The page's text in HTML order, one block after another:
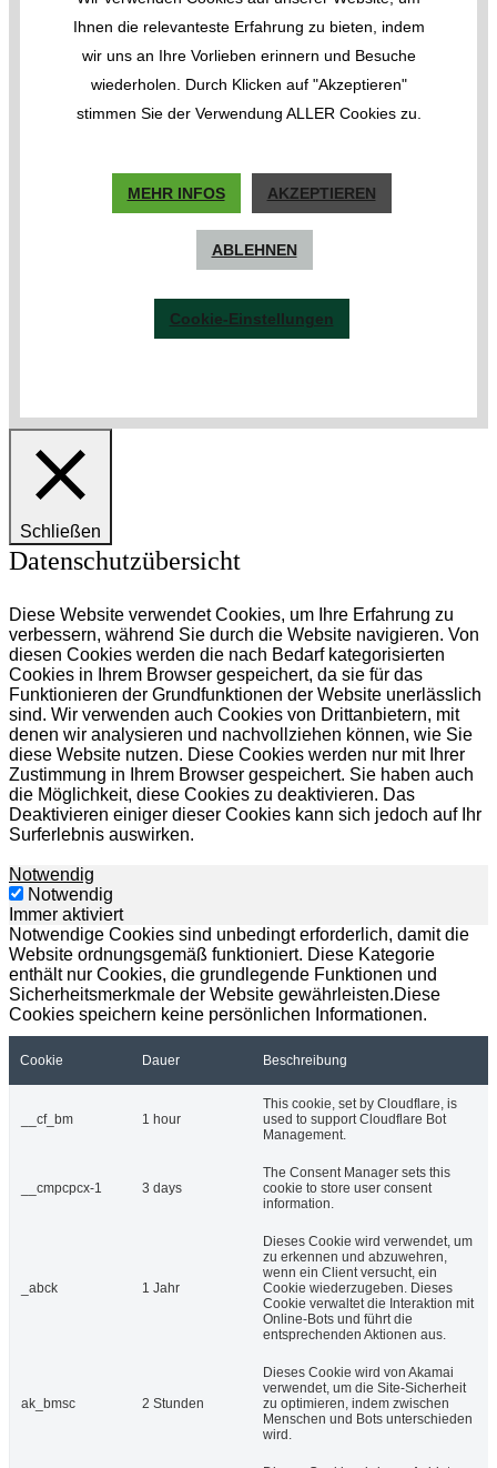
Ihnen die relevanteste Erfahrung zu bieten, indem
wir uns an Ihre Vorlieben erinnern und Besuche
wiederholen. Durch Klicken auf "Akzeptieren"
stimmen Sie der Verwendung ALLER Cookies zu.
MEHR INFOS AKZEPTIEREN
ABLEHNEN
Cookie-Einstellungen
Schließen
Datenschutzübersicht
Diese Website verwendet Cookies, um Ihre Erfahrung zu
verbessern, während Sie durch die Website navigieren. Von
diesen Cookies werden die nach Bedarf kategorisierten
Cookies in Ihrem Browser gespeichert, da sie für das
Funktionieren der Grundfunktionen der Website unerlässlich
sind. Wir verwenden auch Cookies von Drittanbietern, mit
denen wir analysieren und nachvollziehen können, wie Sie
diese Website nutzen. Diese Cookies werden nur mit Ihrer
Zustimmung in Ihrem Browser gespeichert. Sie haben auch
die Möglichkeit, diese Cookies zu deaktivieren. Das
Deaktivieren einiger dieser Cookies kann sich jedoch auf Ihr
Surferlebnis auswirken.
Notwendig
Notwendig
Immer aktiviert
Notwendige Cookies sind unbedingt erforderlich, damit die
Website ordnungsgemäß funktioniert. Diese Kategorie
enthält nur Cookies, die grundlegende Funktionen und
Sicherheitsmerkmale der Website gewährleisten.Diese
Cookies speichern keine persönlichen Informationen.
Cookie Dauer Beschreibung
__cf_bm 1 hour
This cookie, set by Cloudflare, is
used to support Cloudflare Bot
Management.
__cmpcpcx-1 3 days
The Consent Manager sets this
cookie to store user consent
information.
_abck 1 Jahr
Dieses Cookie wird verwendet, um
zu erkennen und abzuwehren,
wenn ein Client versucht, ein
Cookie wiederzugeben. Dieses
Cookie verwaltet die Interaktion mit
Online-Bots und führt die
entsprechenden Aktionen aus.
ak_bmsc 2 Stunden
Dieses Cookie wird von Akamai
verwendet, um die Site-Sicherheit
zu optimieren, indem zwischen
Menschen und Bots unterschieden
wird .